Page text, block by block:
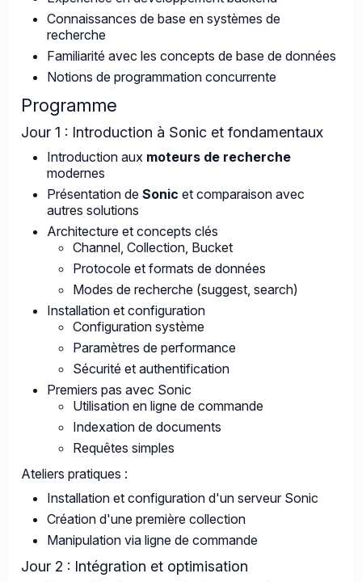
Connaissances de base en systèmes de
recherche
Familiarité avec les concepts de base de données
Notions de programmation concurrente
Programme
Jour 1 : Introduction à Sonic et fondamentaux
Introduction aux moteurs de recherche
modernes
Présentation de Sonic et comparaison avec
autres solutions
Architecture et concepts clés
Channel, Collection, Bucket
Protocole et formats de données
Modes de recherche (suggest, search)
Installation et configuration
Configuration système
Paramètres de performance
Sécurité et authentification
Premiers pas avec Sonic
Utilisation en ligne de commande
Indexation de documents
Requêtes simples
Ateliers pratiques :
Installation et configuration d'un serveur Sonic
Création d'une première collection
Manipulation via ligne de commande
Jour 2 : Intégration et optimisation